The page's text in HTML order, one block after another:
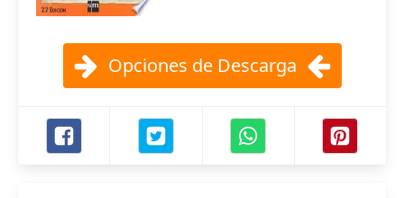
Opciones de Descarga